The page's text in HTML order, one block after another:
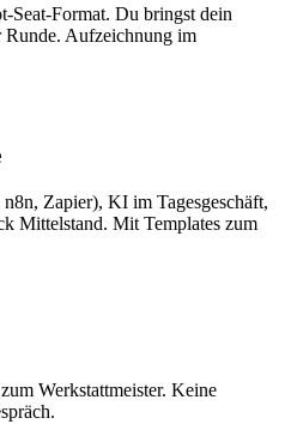
Format. Du bringst dein
Aufzeichnung im
Zapier), KI im Tagesgeschäft,
Mittelstand. Mit Templates zum
Werkstattmeister. Keine